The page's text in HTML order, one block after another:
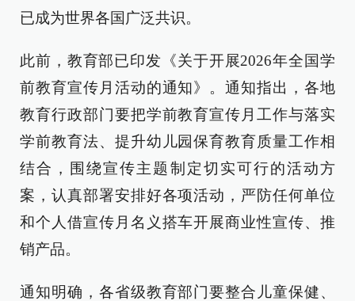
已成为世界各国广泛共识。
此前，教育部已印发《关于开展2026年全国学
前教育宣传月活动的通知》。通知指出，各地
教育行政部门要把学前教育宣传月工作与落实
学前教育法、提升幼儿园保育教育质量工作相
结合，围绕宣传主题制定切实可行的活动方
案，认真部署安排好各项活动，严防任何单位
和个人借宣传月名义搭车开展商业性宣传、推
销产品。
通知明确，各省级教育部门要整合儿童保健、